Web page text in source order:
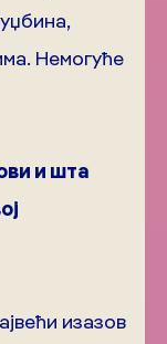
Немогуће
и шта
изазов